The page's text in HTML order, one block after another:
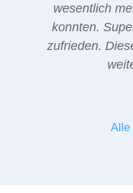
wesentlich
konnten.
zufrieden.
Alle